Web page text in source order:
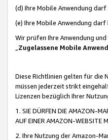
(d) Ihre Mobile Anwendung
(e) Ihre Mobile Anwendung
Wir prüfen Ihre Anwendung
„Zugelassene Mobile
Diese Richtlinien gelten für die
müssen jederzeit strikt
Lizenzen bezüglich Ihrer
1. SIE DÜRFEN DIE AMAZON-
AUF EINER AMAZON-WEBSITE
2. Ihre Nutzung der Amazon-